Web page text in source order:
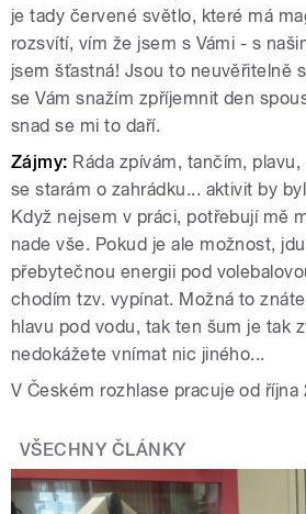
je tady červené světlo, které má
rozsvítí, vím že jsem s Vámi - s
jsem šťastná! Jsou to neuvěřitelně
se Vám snažím zpříjemnit den
snad se mi to daří.
Zájmy: Ráda zpívám, tančím,
se starám o zahrádku... aktivit by
Když nejsem v práci, potřebují mě
nade vše. Pokud je ale možnost,
přebytečnou energii pod
chodím tzv. vypínat. Možná to
hlavu pod vodu, tak ten šum je tak
nedokážete vnímat nic jiného...
V Českém rozhlase pracuje od října
VŠECHNY ČLÁNKY